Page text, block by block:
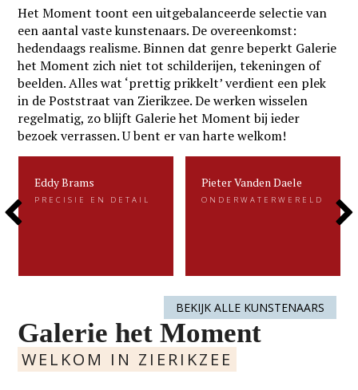
Het Moment toont een uitgebalanceerde selectie van
een aantal vaste kunstenaars. De overeenkomst:
hedendaags realisme. Binnen dat genre beperkt Galerie
het Moment zich niet tot schilderijen, tekeningen of
beelden. Alles wat ‘prettig prikkelt’ verdient een plek
in de Poststraat van Zierikzee. De werken wisselen
regelmatig, zo blijft Galerie het Moment bij ieder
bezoek verrassen. U bent er van harte welkom!
Eddy Brams
PRECISIE EN DETAIL
Pieter Vanden Daele
ONDERWATERWERELD
Pieter Vanden Daele
Next
BEKIJK ALLE KUNSTENAARS
Galerie het Moment
WELKOM IN ZIERIKZEE